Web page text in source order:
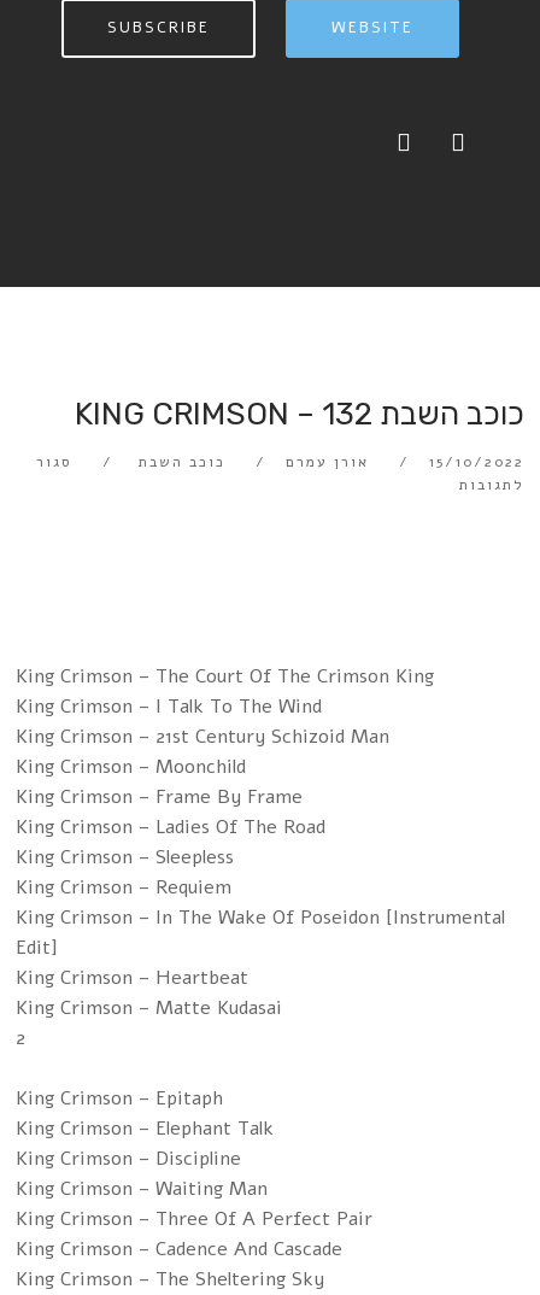
WEBSITE
SUBSCRIBE
כוכב השבת 132 – KING CRIMSON
15/10/2022 אורן עמרם כוכב השבת
סגור
לתגובות
King Crimson – The Court Of The Crimson King
King Crimson – I Talk To The Wind
King Crimson – 21st Century Schizoid Man
King Crimson – Moonchild
King Crimson – Frame By Frame
King Crimson – Ladies Of The Road
King Crimson – Sleepless
King Crimson – Requiem
King Crimson – In The Wake Of Poseidon [Instrumental
Edit]
King Crimson – Heartbeat
King Crimson – Matte Kudasai
2
King Crimson – Epitaph
King Crimson – Elephant Talk
King Crimson – Discipline
King Crimson – Waiting Man
King Crimson – Three Of A Perfect Pair
King Crimson – Cadence And Cascade
King Crimson – The Sheltering Sky